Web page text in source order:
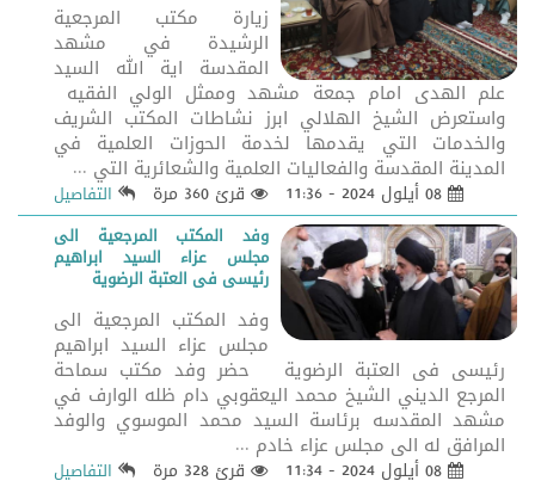
زيارة مكتب المرجعية
الرشيدة في مشهد
المقدسة اية الله السيد
علم الهدى امام جمعة مشهد وممثل الولي الفقيه
واستعرض الشيخ الهلالي ابرز نشاطات المكتب الشريف
والخدمات التي يقدمها لخدمة الحوزات العلمية في
المدينة المقدسة والفعاليات العلمية والشعائرية التي ...
قرئ 360 مرة
التفاصيل
وفد المکتب المرجعیة الی
مجلس عزاء السید ابراهیم
رئیسی فی العتبة الرضویة
وفد المکتب المرجعیة الی
مجلس عزاء السید ابراهیم
رئیسی فی العتبة الرضویة حضر وفد مكتب سماحة
المرجع الديني الشيخ محمد اليعقوبي دام ظله الوارف في
مشهد المقدسه برئاسة السيد محمد الموسوي والوفد
المرافق له الى مجلس عزاء خادم ...
قرئ 328 مرة
التفاصيل